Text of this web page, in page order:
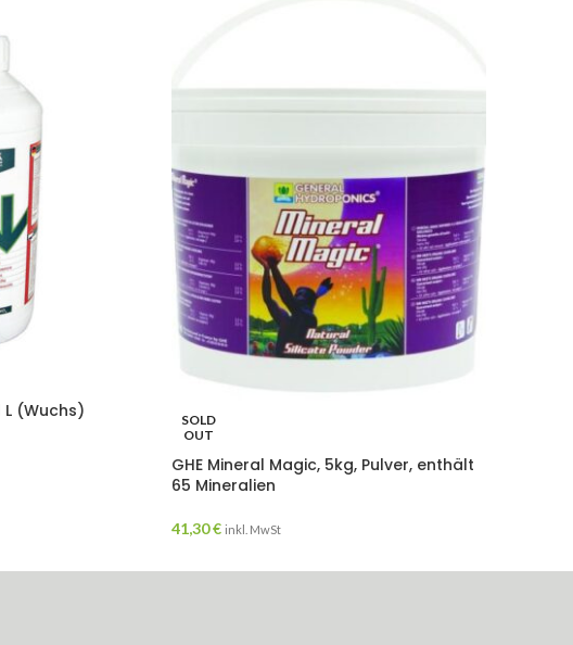
L (Wuchs)
SOLD
OUT
GHE Mineral Magic, 5kg, Pulver, enthält
65 Mineralien
41,30€ inkl. MwSt